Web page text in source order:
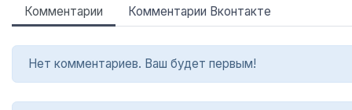
Комментарии Комментарии Вконтакте
Нет комментариев. Ваш будет первым!